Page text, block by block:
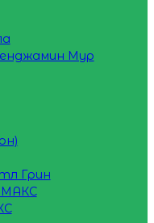
Мур
Грин